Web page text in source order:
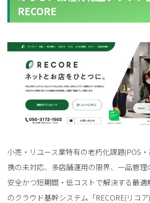
RECORE
小売・リユース業特有の老朽化課題(POS
携の未対応、多店舗運用の限界、一品管理
安全かつ短期間・低コストで解決する最適
のクラウド基幹システム「RECORE(リコア)